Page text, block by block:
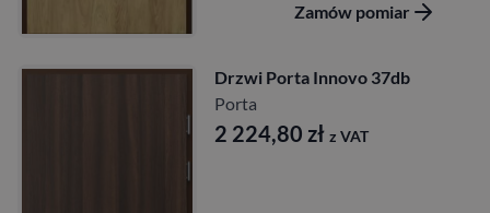
Zamów pomiar
Drzwi Porta Innovo 37db
Porta
2 224,80 zł z VAT